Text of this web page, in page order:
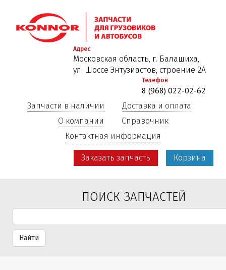
к
основному
Адрес
Московская область, г. Балашиха,
ул. Шоссе Энтузиастов, строение 2А
Телефон
8 (968) 022-02-62
Запчасти в наличии
Доставка и оплата
О компании
Справочник
Контактная информация
Заказать запчасть Корзина
ПОИСК ЗАПЧАСТЕЙ
Найти